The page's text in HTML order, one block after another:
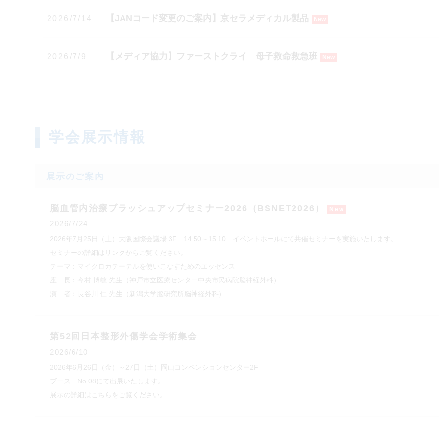
2026/7/14 【JANコード変更のご案内】京セラメディカル製品 New
2026/7/9 【メディア協力】ファーストクライ 母子救命救急班 New
学会展示情報
脳血管内治療ブラッシュアップセミナー2026（BSNET2026） New
2026/7/24
2026年7月25日（土）大阪国際会議場 3F 14:50～15:10 イベントホールにて共催セミナーを実施いたします。
セミナーの詳細はリンクからご覧ください。
テーマ：マイクロカテーテルを使いこなすためのエッセンス
座 長：今村 博敏 先生（神戸市立医療センター中央市民病院脳神経外科）
演 者：長谷川 仁 先生（新潟大学脳研究所脳神経外科）
第52回日本整形外傷学会学術集会
2026/6/10
2026年6月26日（金）～27日（土）岡山コンベンションセンター2F
ブース No.08にて出展いたします。
展示の詳細はこちらをご覧ください。